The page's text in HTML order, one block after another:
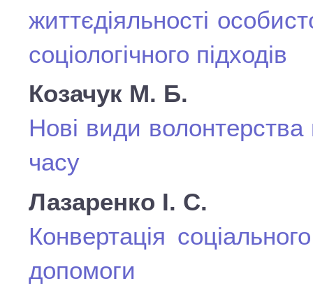
життєдіяльності
соціологічного підходів
Козачук М. Б.
Нові види волонтерства
часу
Лазаренко I. С.
Конвертація
допомоги